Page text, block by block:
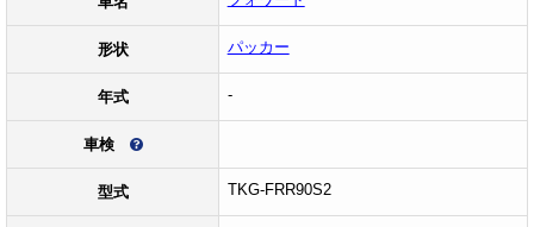
形状 パッカー
年式 -
車検
型式 TKG-FRR90S2